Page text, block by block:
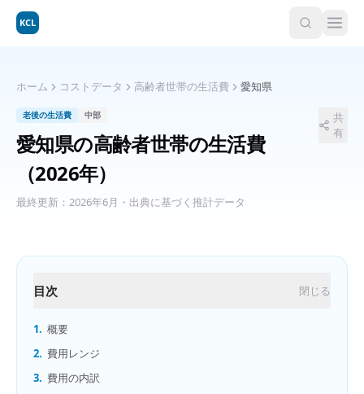
KCL
ホーム コストデータ 高齢者世帯の生活費 愛知県
老後の生活費 中部
愛知県の高齢者世帯の生活費
（2026年）
最終更新： 2026年6月 ・出典に基づく推計データ
共
有
目次 閉じる
1. 概要
2. 費用レンジ
3. 費用の内訳